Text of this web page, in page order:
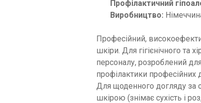
Профілактичний
Виробництво:
Професійний,
шкіри. Для гігієнічного та
персоналу, розроблений
профілактики професійних
Для щоденного догляду за
шкірою (знімає сухість і